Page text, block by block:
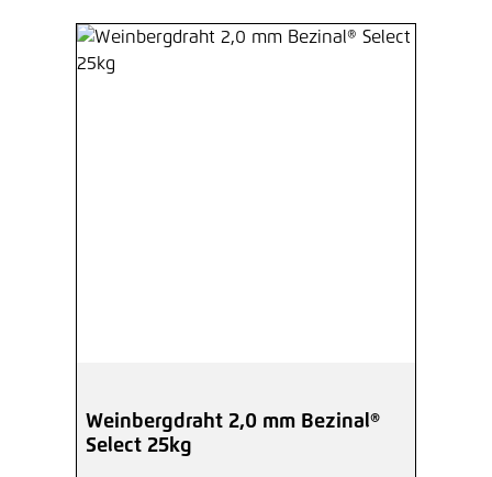
Weinbergdraht 2,0 mm Bezinal®
Select 25kg